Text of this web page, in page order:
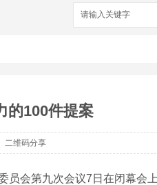
的100件提案
二维码分享
会第九次会议7日在闭幕会